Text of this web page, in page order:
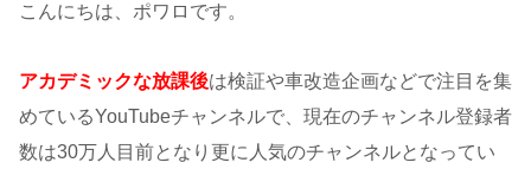
こんにちは、ポワロです。
アカデミックな放課後は検証や車改造企画などで注目を集
めているYouTubeチャンネルで、現在のチャンネル登録者
数は30万人目前となり更に人気のチャンネルとなってい